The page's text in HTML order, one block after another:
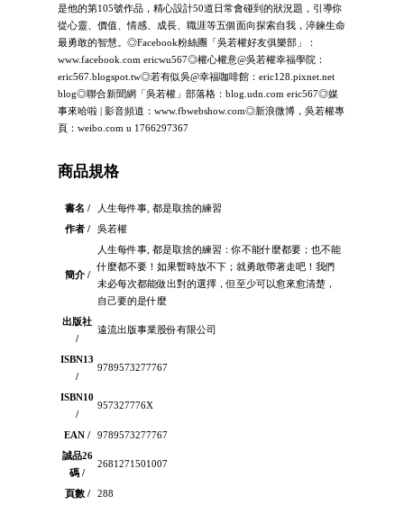
是他的第105號作品，精心設計50道日常會碰到的狀況題，引導你
從心靈、價值、情感、成長、職涯等五個面向探索自我，淬鍊生命
最勇敢的智慧。◎Facebook粉絲團「吳若權好友俱樂部」：
www.facebook.com ericwu567◎權心權意@吳若權幸福學院：
eric567.blogspot.tw◎若有似吳@幸福咖啡館：eric128.pixnet.net
blog◎聯合新聞網「吳若權」部落格：blog.udn.com eric567◎媒
事來哈啦 | 影音頻道：www.fbwebshow.com◎新浪微博，吳若權專
頁：weibo.com u 1766297367
商品規格
書名 /
人生每件事, 都是取捨的練習
作者 /
吳若權
簡介 /
人生每件事, 都是取捨的練習：你不能什麼都要；也不能
什麼都不要！如果暫時放不下；就勇敢帶著走吧！我們
未必每次都能做出對的選擇，但至少可以愈來愈清楚，
自己要的是什麼
出版社
/
遠流出版事業股份有限公司
ISBN13
/
9789573277767
ISBN10
/
957327776X
EAN /
9789573277767
誠品26
碼 /
2681271501007
頁數 / 288